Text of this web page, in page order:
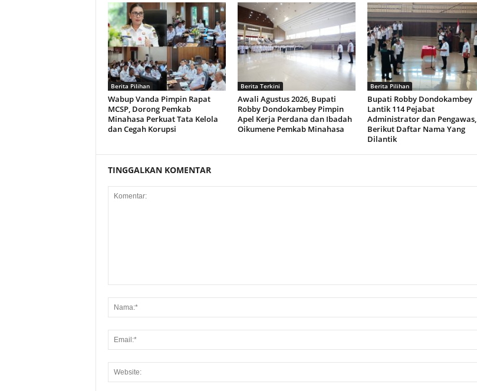
Berita Pilihan
Wabup Vanda Pimpin Rapat
MCSP, Dorong Pemkab
Minahasa Perkuat Tata Kelola
dan Cegah Korupsi
Berita Terkini
Awali Agustus 2026, Bupati
Robby Dondokambey Pimpin
Apel Kerja Perdana dan Ibadah
Oikumene Pemkab Minahasa
Berita Pilihan
Bupati Robby Dondokambey
Lantik 114 Pejabat
Administrator dan Pengawas,
Berikut Daftar Nama Yang
Dilantik
TINGGALKAN KOMENTAR